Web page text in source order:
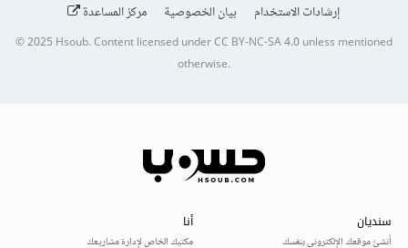
إرشادات الاستخدام
بيان الخصوصية مركز المساعدة
© 2025Hsoub.Content licensed underCC BY-NC-SA 4.0unless mentioned
otherwise.